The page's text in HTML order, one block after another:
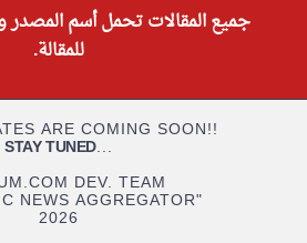
جميع المقالات تحمل أسم المصدر و
للمقالة.
ARE COMING SOON!!
STAY TUNED...
DEV. TEAM
NEWS AGGREGATOR"
2026